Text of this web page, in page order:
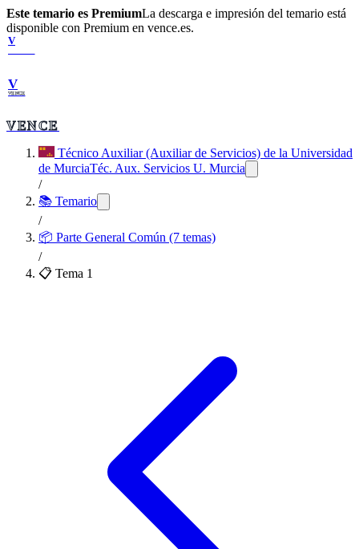
Este temario es PremiumLa descarga e impresión del temario está
disponible con Premium en vence.es.
V
V
VENCE
VENCE
Técnico Auxiliar (Auxiliar de Servicios) de la Universidad
de MurciaTéc. Aux. Servicios U. Murcia
/
📚 Temario
/
📦 Parte General Común (7 temas)
/
📋 Tema 1